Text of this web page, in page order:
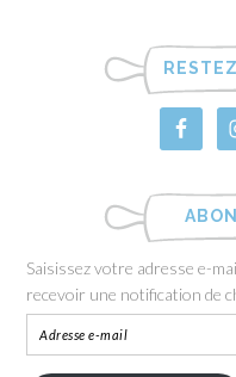
Saisissez votre adresse e-
recevoir une notification de